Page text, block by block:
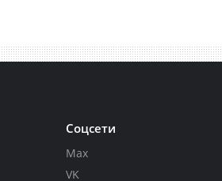
Соцсети
Max
VK